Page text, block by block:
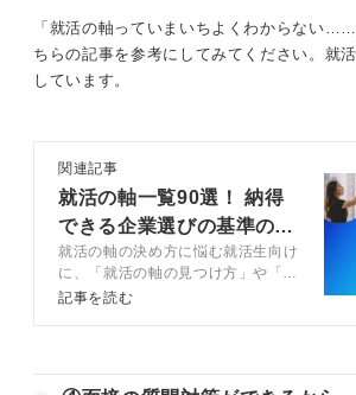
「就活の軸っていまいちよくわからない
ちらの記事を参考にしてみてください。就
しています。
関連記事
就活の軸一覧90選！ 納得
できる企業選びの基準の見
つけ方も解説
就活の軸の決め方に悩む就活生向け
に、「就活の軸の見つけ方」や「答
える際の注意点」をキャリアコンサ
たに合った就活の軸がきっと見つか
記事を読む